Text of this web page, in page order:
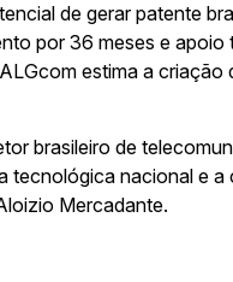
de gerar patente
por 36 meses e
estima a
brasileiro de
tecnológica nacional e
Mercadante.